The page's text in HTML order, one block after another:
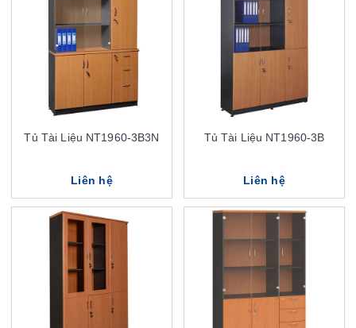
Tủ Tài Liệu NT1960-3B3N
Liên hệ
Tủ Tài Liệu NT1960-3B
Liên hệ